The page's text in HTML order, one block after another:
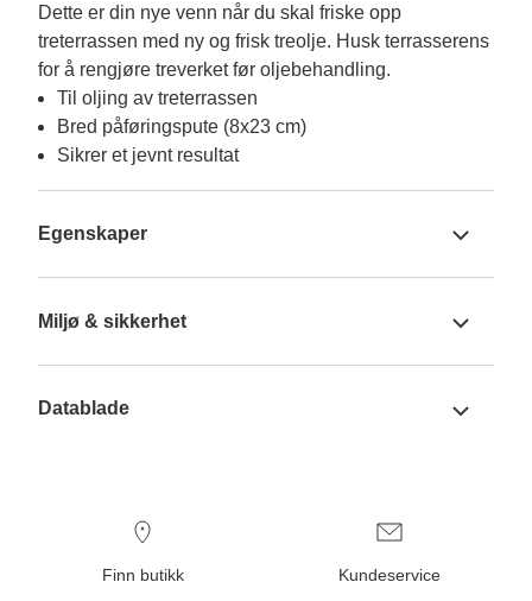
Dette er din nye venn når du skal friske opp
treterrassen med ny og frisk treolje. Husk terrasserens
for å rengjøre treverket før oljebehandling.
Til oljing av treterrassen
Bred påføringspute (8x23 cm)
Sikrer et jevnt resultat
Egenskaper
Miljø & sikkerhet
Datablade
Finn butikk Kundeservice